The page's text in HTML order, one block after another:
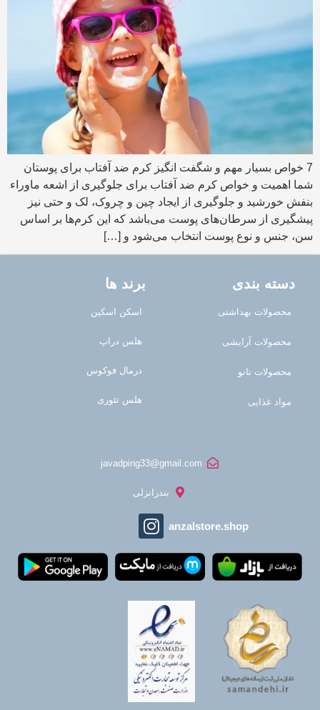
7 خواص بسیار مهم و شگفت انگیز کرم ضد آفتاب برای پوستان
شما اهمیت و خواص کرم ضد آفتاب برای جلوگیری از اشعه ماوراء
بنفش خورشید و جلوگیری از ایجاد چین و چروک، لک و حتی نیز
پیشگیری از سرطان‌های پوست می‌باشد که این کرم‌ها بر اساس
سن، جنس و نوع پوست انتخاب می‌شود و […]
دسته بندی
محصولات بهداشتی
محصولات آرایشی
محصولات نانو
مواد غذایی
برند ها
اسکن اسکین
هلس دراپ
درمال فوکوس
هلس تئوری
javadping33@gmail.com
بندرانزلی
anzalstore.shop